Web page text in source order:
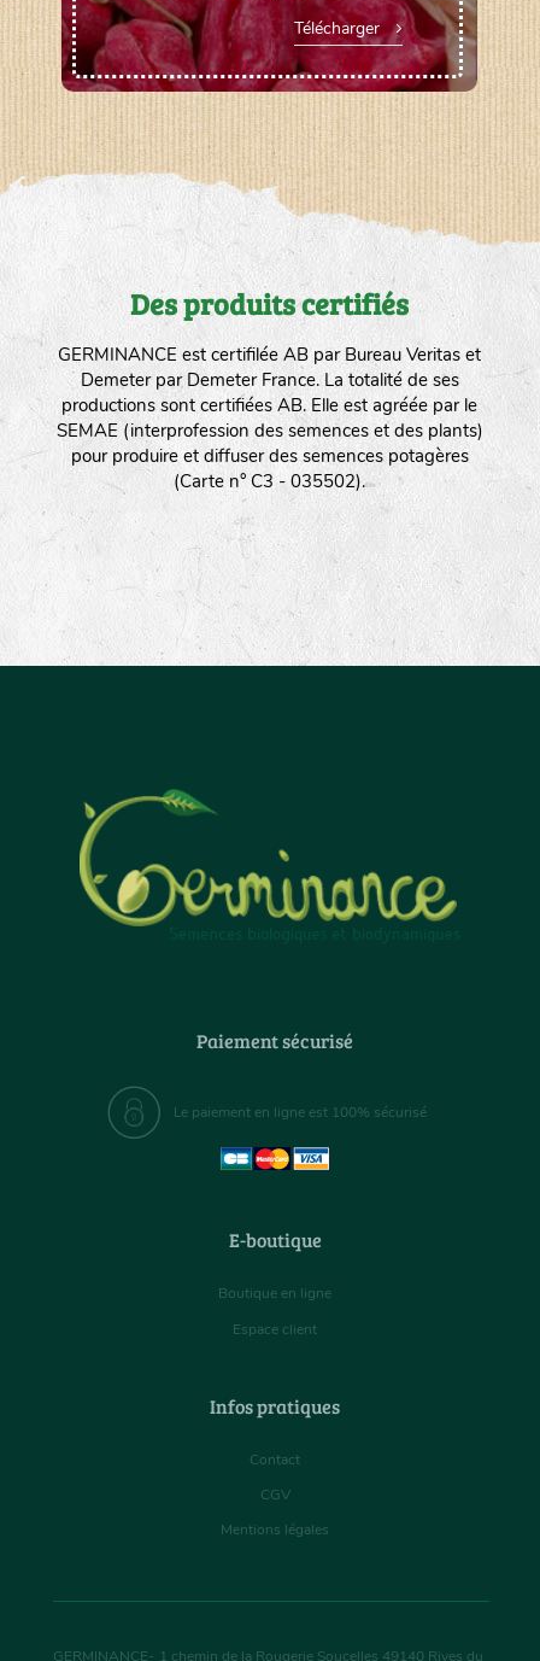
Télécharger
Des produits certifiés
GERMINANCE est certifilée AB par Bureau Veritas et
Demeter par Demeter France. La totalité de ses
productions sont certifiées AB. Elle est agréée par le
SEMAE (interprofession des semences et des plants)
pour produire et diffuser des semences potagères
(Carte n° C3 - 035502).
Paiement sécurisé
Le paiement en ligne est 100% sécurisé
E-boutique
Boutique en ligne
Espace client
Infos pratiques
Contact
CGV
Mentions légales
GERMINANCE- 1 chemin de la Rougerie Soucelles 49140 Rives du